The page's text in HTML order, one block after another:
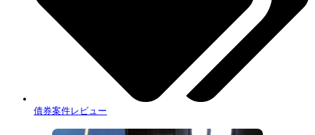
債券案件レビュー